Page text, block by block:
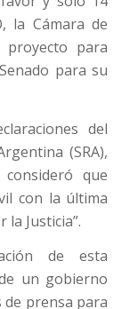
la Cámara de
para
para su
del
(SRA),
que
con la última
Justicia”.
de esta
un gobierno
prensa para